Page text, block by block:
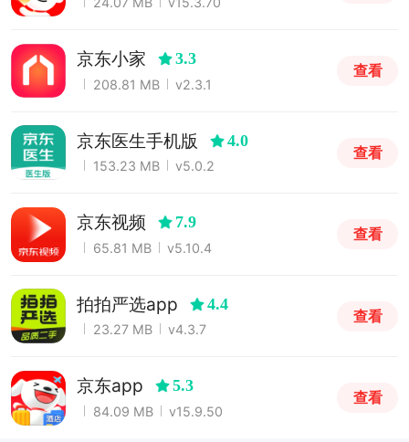
京东小家 3.3
208.81 MB v2.3.1
查看
京东医生手机版 4.0
153.23 MB v5.0.2
查看
京东视频 7.9
65.81 MB v5.10.4
查看
拍拍严选app 4.4
23.27 MB v4.3.7
查看
京东app 5.3
84.09 MB v15.9.50
查看